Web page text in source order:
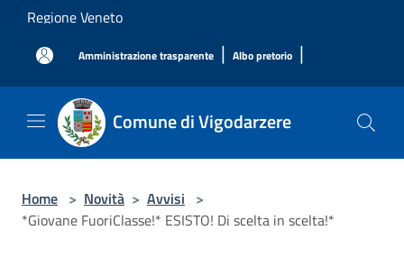
Salta al contenuto principale
Regione Veneto
Amministrazione trasparente | Albo pretorio |
Comune di Vigodarzere
Home > Novità > Avvisi >
*Giovane FuoriClasse!* ESISTO! Di scelta in scelta!*